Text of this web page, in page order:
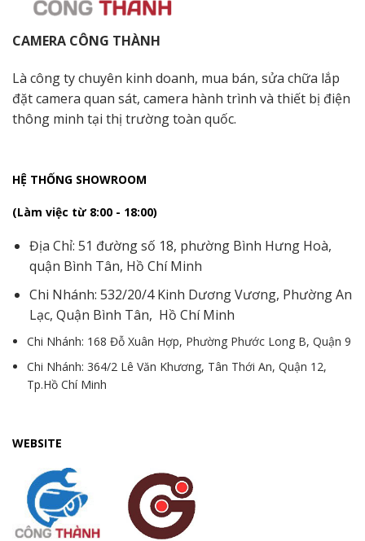
CAMERA CÔNG THÀNH
Là công ty chuyên kinh doanh, mua bán, sửa chữa lắp
đặt camera quan sát, camera hành trình và thiết bị điện
thông minh tại thị trường toàn quốc.
HỆ THỐNG SHOWROOM
(Làm việc từ 8:00 - 18:00)
Địa Chỉ: 51 đường số 18, phường Bình Hưng Hoà,
quận Bình Tân, Hồ Chí Minh
Chi Nhánh: 532/20/4 Kinh Dương Vương, Phường An
Lạc, Quận Bình Tân, Hồ Chí Minh
Chi Nhánh: 168 Đỗ Xuân Hợp, Phường Phước Long B, Quận 9
Chi Nhánh: 364/2 Lê Văn Khương, Tân Thới An, Quận 12,
Tp.Hồ Chí Minh
WEBSITE